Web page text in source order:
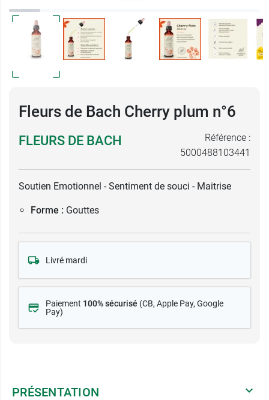
Fleurs de Bach Cherry plum n°6
FLEURS DE BACH
Référence :
5000488103441
Soutien Emotionnel - Sentiment de souci - Maitrise
Forme : Gouttes
Livré mardi
Paiement 100% sécurisé (CB, Apple Pay, Google
Pay)
PRÉSENTATION